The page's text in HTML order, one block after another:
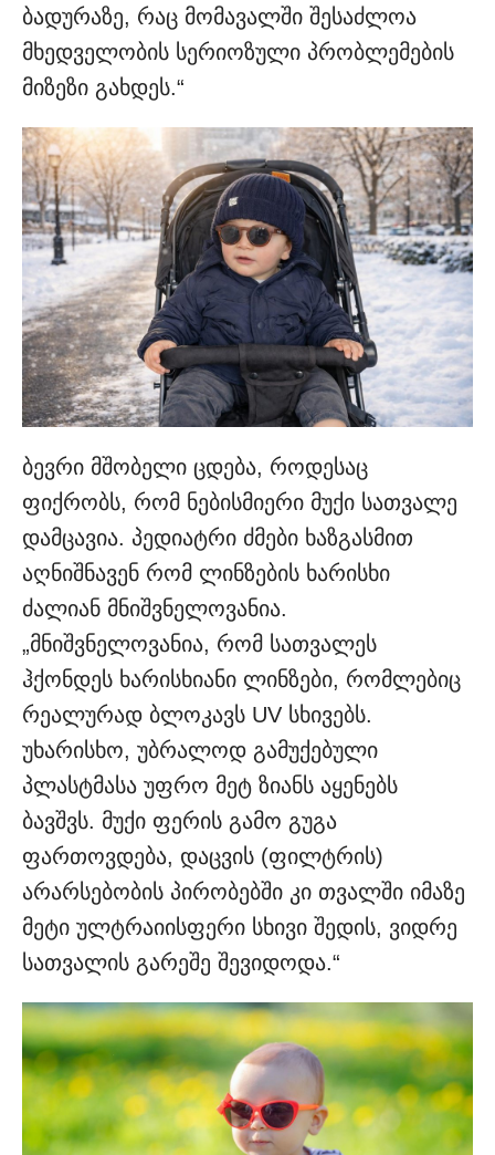
ბადურაზე, რაც მომავალში შესაძლოა
მხედველობის სერიოზული პრობლემების
მიზეზი გახდეს.“
ბევრი მშობელი ცდება, როდესაც
ფიქრობს, რომ ნებისმიერი მუქი სათვალე
დამცავია. პედიატრი ძმები ხაზგასმით
აღნიშნავენ რომ ლინზების ხარისხი
ძალიან მნიშვნელოვანია.
„მნიშვნელოვანია, რომ სათვალეს
ჰქონდეს ხარისხიანი ლინზები, რომლებიც
რეალურად ბლოკავს UV სხივებს.
უხარისხო, უბრალოდ გამუქებული
პლასტმასა უფრო მეტ ზიანს აყენებს
ბავშვს. მუქი ფერის გამო გუგა
ფართოვდება, დაცვის (ფილტრის)
არარსებობის პირობებში კი თვალში იმაზე
მეტი ულტრაიისფერი სხივი შედის, ვიდრე
სათვალის გარეშე შევიდოდა.“